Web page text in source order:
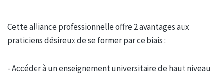
Cette alliance professionnelle offre 2 avantages aux
praticiens désireux de se former par ce biais :
- Accéder à un enseignement universitaire de haut niveau